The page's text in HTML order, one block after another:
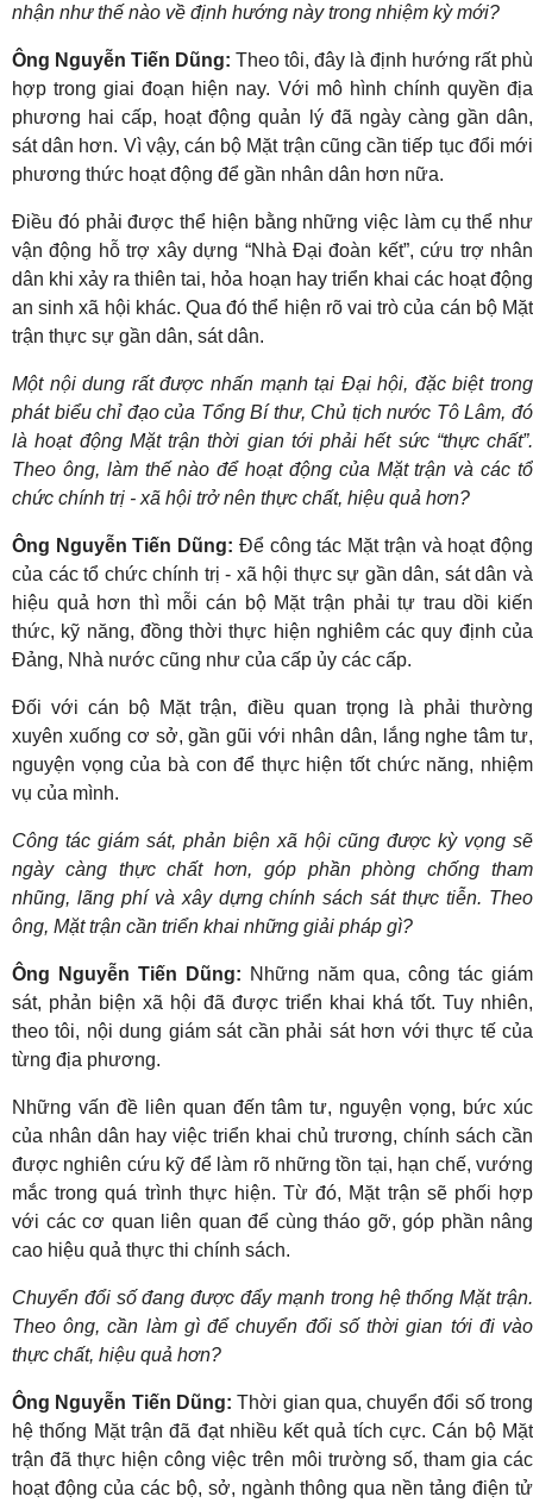
nhận như thế nào về định hướng này trong nhiệm kỳ mới?
Ông Nguyễn Tiến Dũng: Theo tôi, đây là định hướng rất phù
hợp trong giai đoạn hiện nay. Với mô hình chính quyền địa
phương hai cấp, hoạt động quản lý đã ngày càng gần dân,
sát dân hơn. Vì vậy, cán bộ Mặt trận cũng cần tiếp tục đổi mới
phương thức hoạt động để gần nhân dân hơn nữa.
Điều đó phải được thể hiện bằng những việc làm cụ thể như
vận động hỗ trợ xây dựng “Nhà Đại đoàn kết”, cứu trợ nhân
dân khi xảy ra thiên tai, hỏa hoạn hay triển khai các hoạt động
an sinh xã hội khác. Qua đó thể hiện rõ vai trò của cán bộ Mặt
trận thực sự gần dân, sát dân.
Một nội dung rất được nhấn mạnh tại Đại hội, đặc biệt trong
phát biểu chỉ đạo của Tổng Bí thư, Chủ tịch nước Tô Lâm, đó
là hoạt động Mặt trận thời gian tới phải hết sức “thực chất”.
Theo ông, làm thế nào để hoạt động của Mặt trận và các tổ
chức chính trị - xã hội trở nên thực chất, hiệu quả hơn?
Ông Nguyễn Tiến Dũng: Để công tác Mặt trận và hoạt động
của các tổ chức chính trị - xã hội thực sự gần dân, sát dân và
hiệu quả hơn thì mỗi cán bộ Mặt trận phải tự trau dồi kiến
thức, kỹ năng, đồng thời thực hiện nghiêm các quy định của
Đảng, Nhà nước cũng như của cấp ủy các cấp.
Đối với cán bộ Mặt trận, điều quan trọng là phải thường
xuyên xuống cơ sở, gần gũi với nhân dân, lắng nghe tâm tư,
nguyện vọng của bà con để thực hiện tốt chức năng, nhiệm
vụ của mình.
Công tác giám sát, phản biện xã hội cũng được kỳ vọng sẽ
ngày càng thực chất hơn, góp phần phòng chống tham
nhũng, lãng phí và xây dựng chính sách sát thực tiễn. Theo
ông, Mặt trận cần triển khai những giải pháp gì?
Ông Nguyễn Tiến Dũng: Những năm qua, công tác giám
sát, phản biện xã hội đã được triển khai khá tốt. Tuy nhiên,
theo tôi, nội dung giám sát cần phải sát hơn với thực tế của
từng địa phương.
Những vấn đề liên quan đến tâm tư, nguyện vọng, bức xúc
của nhân dân hay việc triển khai chủ trương, chính sách cần
được nghiên cứu kỹ để làm rõ những tồn tại, hạn chế, vướng
mắc trong quá trình thực hiện. Từ đó, Mặt trận sẽ phối hợp
với các cơ quan liên quan để cùng tháo gỡ, góp phần nâng
cao hiệu quả thực thi chính sách.
Chuyển đổi số đang được đẩy mạnh trong hệ thống Mặt trận.
Theo ông, cần làm gì để chuyển đổi số thời gian tới đi vào
thực chất, hiệu quả hơn?
Ông Nguyễn Tiến Dũng: Thời gian qua, chuyển đổi số trong
hệ thống Mặt trận đã đạt nhiều kết quả tích cực. Cán bộ Mặt
trận đã thực hiện công việc trên môi trường số, tham gia các
hoạt động của các bộ, sở, ngành thông qua nền tảng điện tử